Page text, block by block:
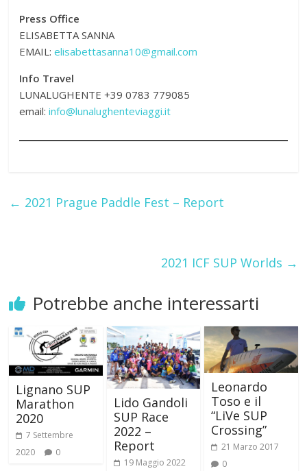
Press Office
ELISABETTA SANNA
EMAIL:elisabettasanna10@gmail.com
Info Travel
LUNALUGHENTE +39 0783 779085
email:info@lunalughenteviaggi.it
← 2021 Prague Paddle Fest – Report
2021 ICF SUP Worlds →
Potrebbe anche interessarti
Lignano SUP
Marathon
2020
7 Settembre
2020
0
Lido Gandoli
SUP Race
2022 –
Report
19 Maggio 2022
Leonardo
Toso e il
“LiVe SUP
Crossing”
21 Marzo 2017
0